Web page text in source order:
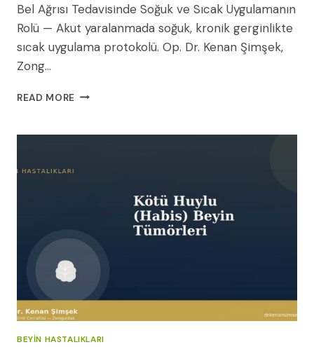
Bel Ağrısı Tedavisinde Soğuk ve Sıcak Uygulamanın
Rolü — Akut yaralanmada soğuk, kronik gerginlikte
sıcak uygulama protokolü. Op. Dr. Kenan Şimşek,
Zong…
READ MORE BEL
SOĞUK
BEYIN HASTALIKLARI